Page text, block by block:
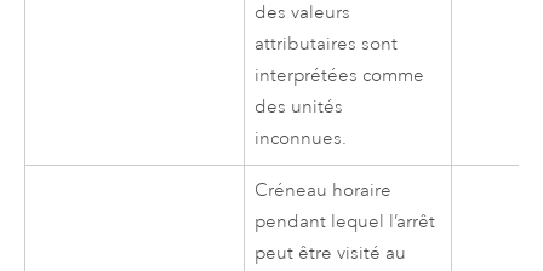
des valeurs
attributaires sont
interprétées comme
des unités
inconnues.
Créneau horaire
pendant lequel l’arrêt
peut être visité au